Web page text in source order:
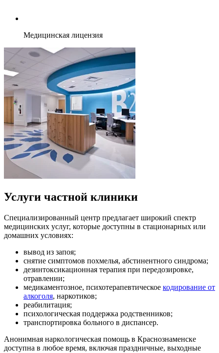
Медицинская лицензия
Услуги частной клиники
Специализированный центр предлагает широкий спектр
медицинских услуг, которые доступны в стационарных или
домашних условиях:
вывод из запоя;
снятие симптомов похмелья, абстинентного синдрома;
дезинтоксикационная терапия при передозировке,
отравлении;
медикаментозное, психотерапевтическое кодирование от
алкоголя, наркотиков;
реабилитация;
психологическая поддержка родственников;
транспортировка больного в диспансер.
Анонимная наркологическая помощь в Краснознаменске
доступна в любое время, включая праздничные, выходные